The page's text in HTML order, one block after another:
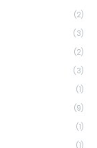
(2)
(3)
(2)
(3)
(1)
(9)
(1)
(1)